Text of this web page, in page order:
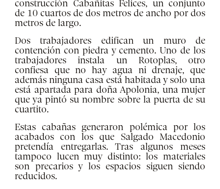
construcción Cabañitas Felices, un conjunto
de 10 cuartos de dos metros de ancho por dos
metros de largo.
Dos trabajadores edifican un muro de
contención con piedra y cemento. Uno de los
trabajadores instala un Rotoplas, otro
confiesa que no hay agua ni drenaje, que
además ninguna casa está habitada y solo una
está apartada para doña Apolonia, una mujer
que ya pintó su nombre sobre la puerta de su
cuartito.
Estas cabañas generaron polémica por los
acabados con los que Salgado Macedonio
pretendía entregarlas. Tras algunos meses
tampoco lucen muy distinto: los materiales
son precarios y los espacios siguen siendo
reducidos.